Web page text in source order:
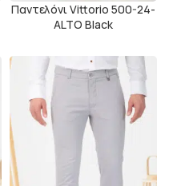
Παντελόνι Vittorio 500-24-
ALTO Black